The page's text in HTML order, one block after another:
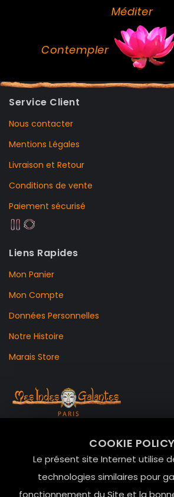
COOKIE POLICY
Le présent site Internet utilise
technologies similaires pour
fonctionnement du Site et la
Méditer
Contempler
Service Client
Nous contacter
Mentions Légales
Livraison et Retour
Conditions de vente
Paiement sécurisé
Liens Rapides
Mon Panier
Mon Compte
Données Personnelles
Notre Histoire
Marais Store
Le Marais, 75004 Paris
contact@mesindesgalantes.com